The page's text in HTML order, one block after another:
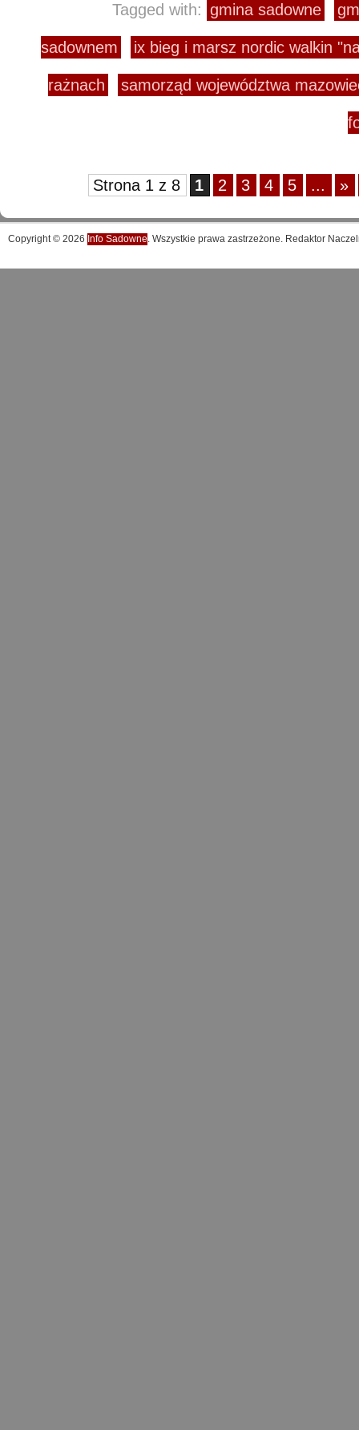
Tagged with: gmina sadowne
sadownem ix bieg i marsz nordic walkin
rażnach samorząd województwa
Strona 1 z 8 1 2 3 4 5 ... »
Copyright © 2026 Info Sadowne. Wszystkie prawa zastrzeżone. Redaktor